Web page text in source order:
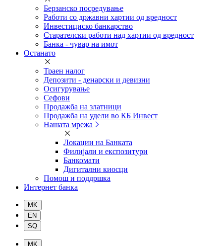
Берзанско посредување
Работи со државни хартии од вредност
Инвестициско банкарство
Старателски работи над хартии од вредност
Банка - чувар на имот
Останато
Траен налог
Депозити - денарски и девизни
Осигурување
Сефови
Продажба на златници
Продажба на удели во КБ Инвест
Нашата мрежа
Локации на Банката
Филијали и експозитури
Банкомати
Дигитални киосци
Помош и поддршка
Интернет банка